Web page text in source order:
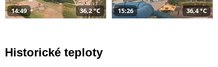
14:49 36,2 °C 15:26 36,4 °C
Historické teploty